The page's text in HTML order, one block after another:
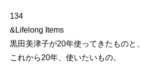
134
&Lifelong Items
黒田美津子が20年使ってきたものと、
これから20年、使いたいもの。